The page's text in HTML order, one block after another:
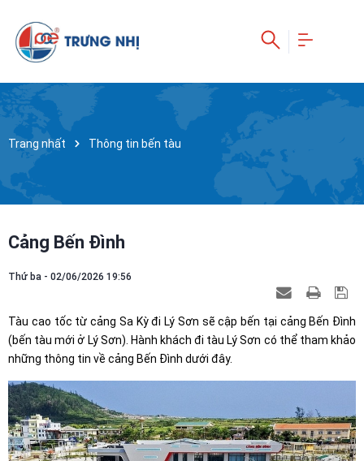
Trang nhất Thông tin bến tàu
Cảng Bến Đình
Thứ ba - 02/06/2026 19:56
Tàu cao tốc từ cảng Sa Kỳ đi Lý Sơn sẽ cập bến tại cảng Bến Đình
(bến tàu mới ở Lý Sơn). Hành khách đi tàu Lý Sơn có thể tham khảo
những thông tin về cảng Bến Đình dưới đây.